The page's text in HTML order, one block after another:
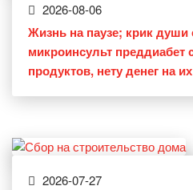
2026-08-06
Жизнь на паузе; крик
микроинсульт преддиабет
продуктов, нету денег на
2026-07-27